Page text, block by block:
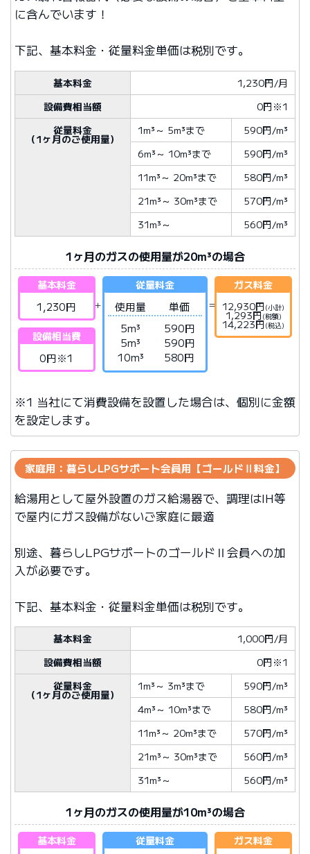
に含んでいます！
下記、基本料金・従量料金単価は税別です。
基本料金
1,230円/月
設備費相当額
0円※1
従量料金
（1ヶ月のご使用量）
1m³ ～ 5m³まで
590円/m³
6m³ ～ 10m³まで
590円/m³
11m³ ～ 20m³まで
580円/m³
21m³ ～ 30m³まで
570円/m³
31m³ ～ 560円/m³
1ヶ月のガスの使用量が20m³の場合
基本料金
1,230円
設備相当費
0円※1
従量料金
使用量
単価
5m³
590円
5m³
590円
10m³
580円
ガス料金
12,930円 (小計)
1,293円(税額)
14,223円(税込)
※1 当社にて消費設備を設置した場合は、個別に金額
を設定します。
家庭用：暮らしLPGサポート会員用【ゴールドⅡ料金】
給湯用として屋外設置のガス給湯器で、調理はIH等
で屋内にガス設備がないご家庭に最適
別途、暮らしLPGサポートのゴールドⅡ会員への加
入が必要です。
下記、基本料金・従量料金単価は税別です。
基本料金
1,000円/月
設備費相当額
0円※1
従量料金
（1ヶ月のご使用量）
1m³ ～ 3m³まで
590円/m³
4m³ ～ 10m³まで
580円/m³
11m³ ～ 20m³まで
570円/m³
21m³ ～ 30m³まで
560円/m³
31m³ ～ 560円/m³
1ヶ月のガスの使用量が10m³の場合
基本料金 従量料金 ガス料金